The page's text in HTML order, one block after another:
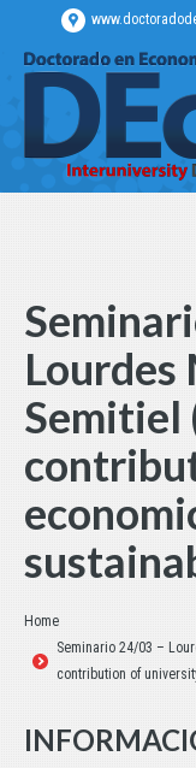
Lourdes
Semitiel
Estás aquí:
Home
Seminario 24/03 –
contribution of